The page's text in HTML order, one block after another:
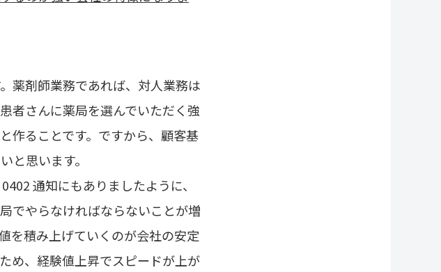
薬剤師業務であれば、対人業務は
者さんに薬局を選んでいただく強
作ることです。ですから、顧客基
と思います。
0402通知にもありましたように、
でやらなければならないことが増
を積み上げていくのが会社の安定
め、経験値上昇でスピードが上が